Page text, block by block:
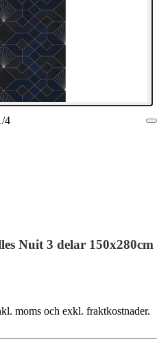
/4
Nuit 3 delar 150x280cm
moms och exkl. fraktkostnader.